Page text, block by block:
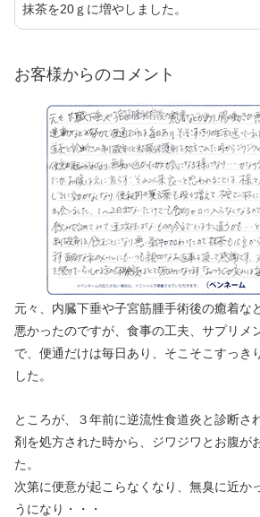
抹茶を20ｇに増やしました。
お客様からのコメント
元々、内臓下垂や子宮筋腫手術後の癒着な
悪かったのですが、食事の工夫、サプリメ
で、便通だけは毎日あり、そこそこすっき
した。
ところが、３年前に逆流性食道炎と診断さ
剤を処方された時から、ジワジワとお腹が
た。
次第に便意が起こらなくなり、無臭に近か
うになり・・・